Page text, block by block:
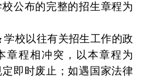
校公布的完整的招生章程为
学校以往有关招生工作的政
章程相冲突 ， 以本章程为
即时废止 ； 如遇国家法律